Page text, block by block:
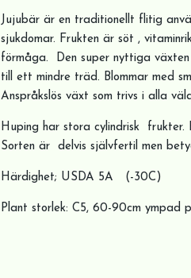
Jujubär är en traditionellt flitig
sjukdomar. Frukten är söt ,
förmåga. Den super nyttiga
till ett mindre träd. Blommar med
Anspråkslös växt som trivs i alla
Huping har stora cylindrisk frukter.
Sorten är delvis självfertil men
Härdighet; USDA 5A (-30C)
Plant storlek: C5, 60-90cm ympad